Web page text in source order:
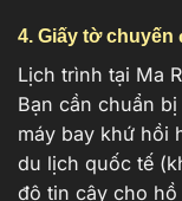
4. Giấy tờ chuyến
Lịch trình tại Ma
Bạn cần chuẩn
máy bay khứ hồi
du lịch quốc tế
độ tin cậy cho hồ